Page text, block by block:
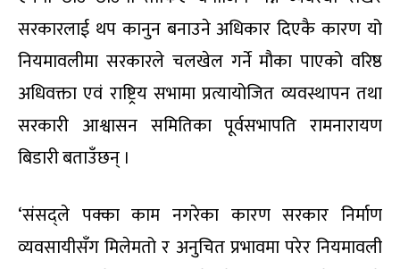
सरकारलाई थप कानुन बनाउने अधिकार दिएकै कारण यो
नियमावलीमा सरकारले चलखेल गर्ने मौका पाएको वरिष्ठ
अधिवक्ता एवं राष्ट्रिय सभामा प्रत्यायोजित व्यवस्थापन तथा
सरकारी आश्वासन समितिका पूर्वसभापति रामनारायण
बिडारी बताउँछन् ।
‘संसद्ले पक्का काम नगरेका कारण सरकार निर्माण
व्यवसायीसँग मिलेमतो र अनुचित प्रभावमा परेर नियमावली